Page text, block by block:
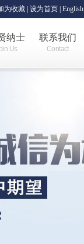
为收藏 设为首页 | English
联系我们
Contact
纳士
Us